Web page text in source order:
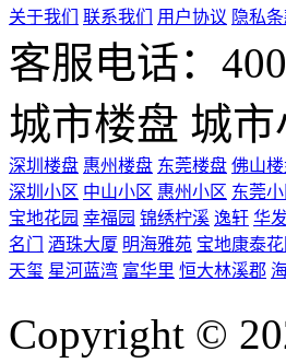
关于我们 联系我们 用户协议 隐私
客服电话：
城市楼盘 城市
深圳楼盘 惠州楼盘 东莞楼盘 佛山
深圳小区 中山小区 惠州小区 东莞
宝地花园 幸福园 锦绣柠溪 逸轩 华
名门
酒珠大厦 明海雅苑 宝地康泰
天玺 星河蓝湾 富华里 恒大林溪郡
Copyright ©